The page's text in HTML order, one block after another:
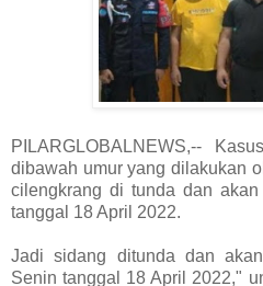
PILARGLOBALNEWS,--
dibawah umur yang dilakukan
cilengkrang di tunda dan
tanggal 18 April 2022.
Jadi sidang ditunda dan
Senin tanggal 18 April 2022,"